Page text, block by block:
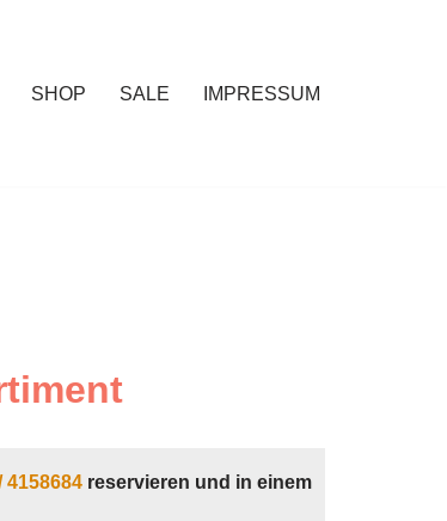
SHOP SALE IMPRESSUM
4158684 reservieren und in einem